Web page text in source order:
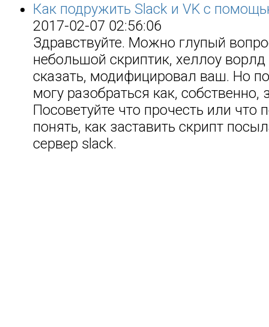
Как подружить Slack и VK с
2017-02-07 02:56:06
Здравствуйте. Можно глупый
небольшой скриптик, хеллоу ворлд
сказать, модифицировал ваш. Но
могу разобраться как, собственно,
Посоветуйте что прочесть или что
понять, как заставить скрипт
сервер slack.